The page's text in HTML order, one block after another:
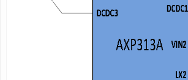
AXP313A是一款高集成度的电源管理芯片，针
案，又可用于IPC、智能音箱等小功率无电池
处理器系统对于电源相对复杂而精确控制的要
电源系统安全稳定，AXP313A集成了过压（